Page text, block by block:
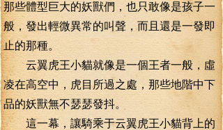
那些體型巨大的妖獸們，也只敢像是孩子一
般，發出輕微異常的叫聲，而且還是一發即
止的那種。
云翼虎王小貓就像是一個王者一般，虛
凌在高空中，虎目所過之處，那些地階中下
品的妖獸無不瑟瑟發抖。
這一幕，讓騎乘于云翼虎王小貓背上的